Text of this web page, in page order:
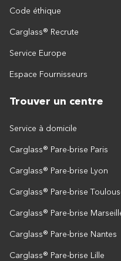
Code éthique
Carglass® Recrute
Service Europe
Espace Fournisseurs
Trouver un centre
Service à domicile
Carglass® Pare-brise Paris
Carglass® Pare-brise Lyon
Carglass® Pare-brise
Carglass® Pare-brise
Carglass® Pare-brise Nantes
Carglass® Pare-brise Lille